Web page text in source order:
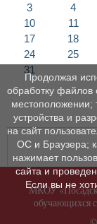
3
4
10
11
17
18
24
25
31
МКОУ
обучающихся
©
Продолжая
обработку файлов
местоположении;
устройства и
на сайт
ОС и Браузера;
нажимает
сайта и
Если вы не